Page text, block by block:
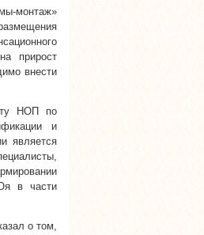
монтаж»
прирост
внести
НОП по
и
является
в части
о том,